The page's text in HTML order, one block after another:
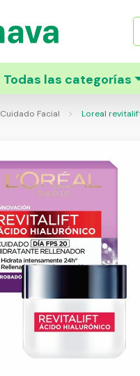
Todas las categorías
Cuidado Facial Loreal